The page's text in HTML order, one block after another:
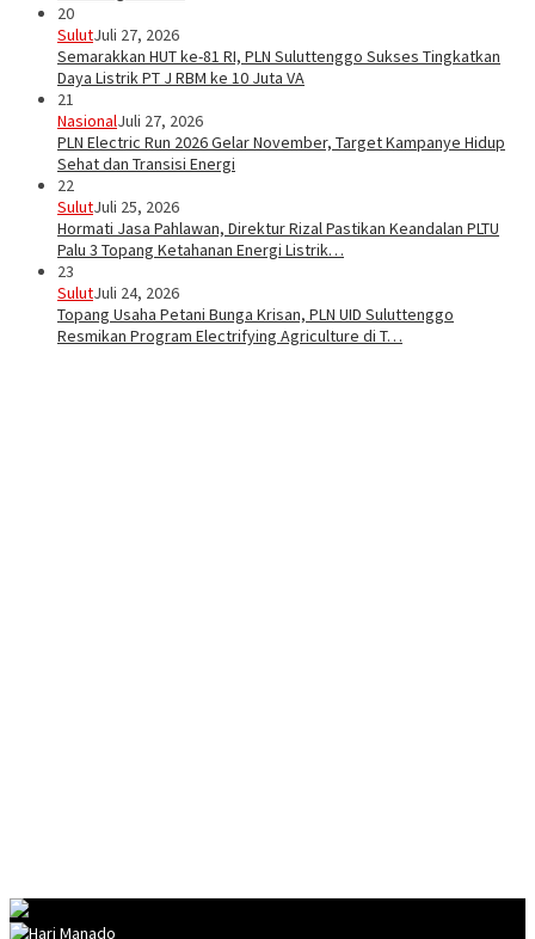
20
SulutJuli 27, 2026
Semarakkan HUT ke-81 RI, PLN Suluttenggo Sukses Tingkatkan
Daya Listrik PT J RBM ke 10 Juta VA
21
NasionalJuli 27, 2026
PLN Electric Run 2026 Gelar November, Target Kampanye Hidup
Sehat dan Transisi Energi
22
SulutJuli 25, 2026
Hormati Jasa Pahlawan, Direktur Rizal Pastikan Keandalan PLTU
Palu 3 Topang Ketahanan Energi Listrik…
23
SulutJuli 24, 2026
Topang Usaha Petani Bunga Krisan, PLN UID Suluttenggo
Resmikan Program Electrifying Agriculture di T…